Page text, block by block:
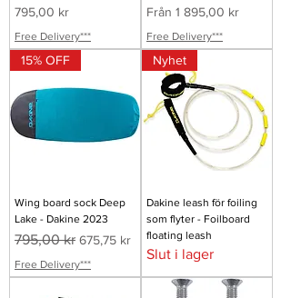
Pris
795,00 kr
Free Delivery***
Från 1 895,00 kr
Reapris
Free Delivery***
15% OFF
Wing board sock Deep
Lake - Dakine 2023
Ordinarie pris
795,00 kr Reapris
675,75 kr
Free Delivery***
Nyhet
Dakine leash för foiling
som flyter - Foilboard
floating leash
Slut i lager